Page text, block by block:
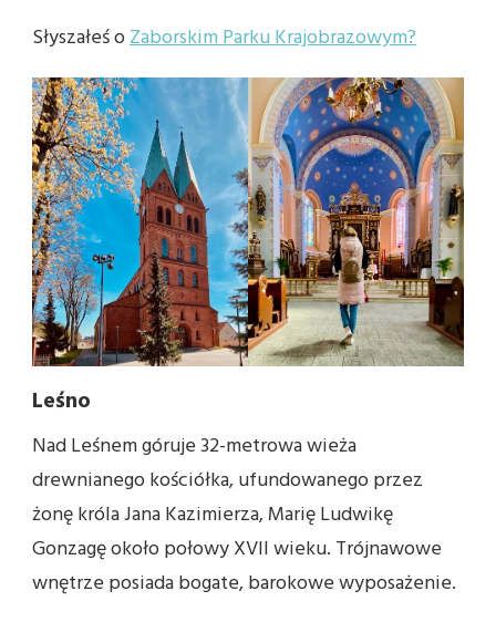
Słyszałeś oZaborskim Parku Krajobrazowym?
Leśno
Nad Leśnem góruje 32-metrowa wieża
drewnianego kościółka, ufundowanego przez
żonę króla Jana Kazimierza, Marię Ludwikę
Gonzagę około połowy XVII wieku. Trójnawowe
wnętrze posiada bogate, barokowe wyposażenie.